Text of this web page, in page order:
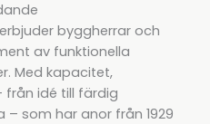
byggherrar och
av funktionella
Med kapacitet,
från idé till färdig
– som har anor från 1929